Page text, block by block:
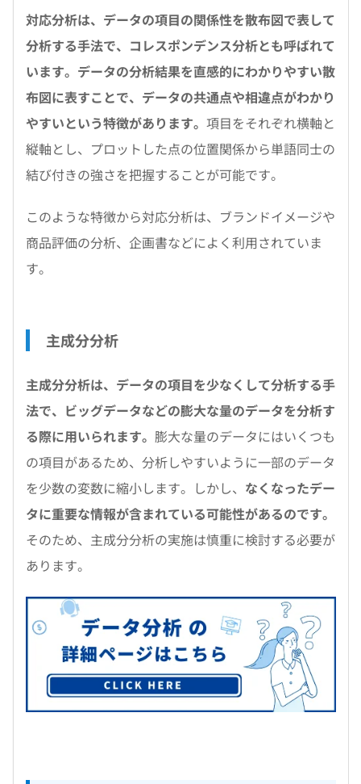
対応分析は、データの項目の関係性を散布図で表して
分析する手法で、コレスポンデンス分析とも呼ばれて
います。データの分析結果を直感的にわかりやすい散
布図に表すことで、データの共通点や相違点がわかり
やすいという特徴があります。 項目をそれぞれ横軸と
縦軸とし、プロットした点の位置関係から単語同士の
結び付きの強さを把握することが可能です。
このような特徴から対応分析は、ブランドイメージや
商品評価の分析、企画書などによく利用されていま
す。
主成分分析
主成分分析は、データの項目を少なくして分析する手
法で、ビッグデータなどの膨大な量のデータを分析す
る際に用いられます。 膨大な量のデータにはいくつも
の項目があるため、分析しやすいように一部のデータ
を少数の変数に縮小します。しかし、 なくなったデー
タに重要な情報が含まれている可能性があるのです。
そのため、主成分分析の実施は慎重に検討する必要が
あります。